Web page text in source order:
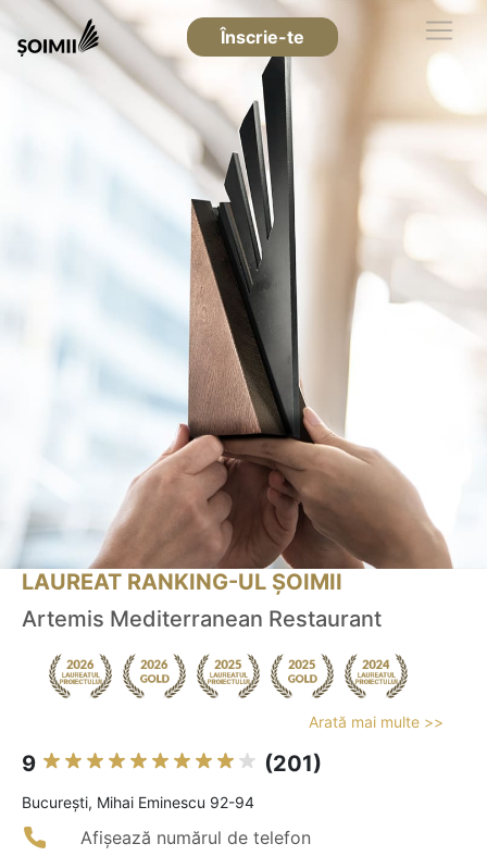
Înscrie-te
LAUREAT RANKING-UL ȘOIMII
Artemis Mediterranean Restaurant
Arată mai multe >>
9 (201)
Bucureşti, Mihai Eminescu 92-94
Afișează numărul de telefon